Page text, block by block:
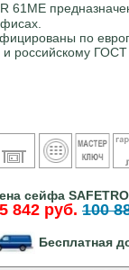
61ME
по
российскому
сейфа
842 руб. 100
Бесплатная